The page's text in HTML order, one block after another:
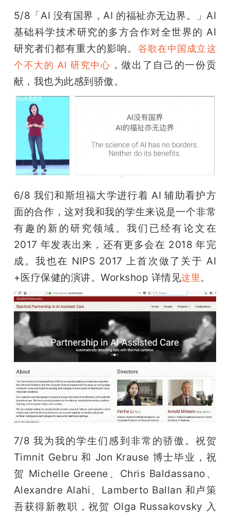
5/8「AI 没有国界，AI 的福祉亦无边界。」AI
基础科学技术研究的多方合作对全世界的 AI
研究者们都有重大的影响。 谷歌在中国成立这
个不大的 AI 研究中心 ，做出了自己的一份贡
献，我也为此感到骄傲。
6/8 我们和斯坦福大学进行着 AI 辅助看护方
面的合作，这对我和我的学生来说是一个非常
有趣的新的研究领域。我们已经有论文在
2017 年发表出来，还有更多会在 2018 年完
成。我也在 NIPS 2017 上首次做了关于 AI
+医疗保健的演讲。Workshop 详情见这里。
7/8 我为我的学生们感到非常的骄傲。祝贺
Timnit Gebru 和 Jon Krause 博士毕业，祝
贺 Michelle Greene、Chris Baldassano、
Alexandre Alahi、Lamberto Ballan 和卢策
吾获得新教职，祝贺 Olga Russakovsky 入